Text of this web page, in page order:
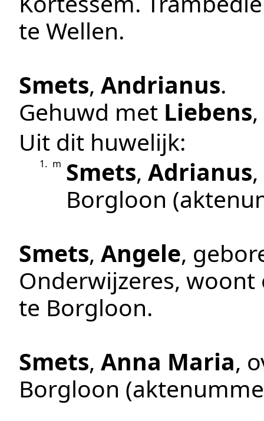
te Wellen.
Smets, Andrianus.
Gehuwd met Liebens,
Uit dit huwelijk:
1. m Smets, Adrianus
Borgloon
Smets, Angele,
Onderwijzeres,
te Borgloon.
Smets, Anna Maria,
Borgloon